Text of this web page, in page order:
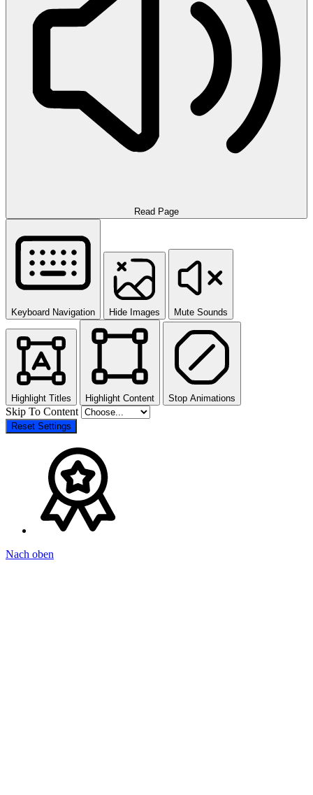
Read Page
Keyboard Navigation Hide Images Mute Sounds
Highlight Titles Highlight Content Stop Animations
Skip To Content
Reset Settings
Nach oben